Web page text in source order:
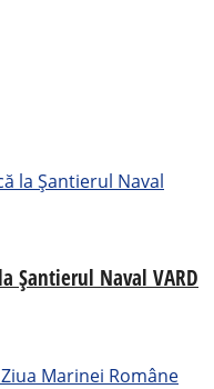
Șantierul Naval VARD